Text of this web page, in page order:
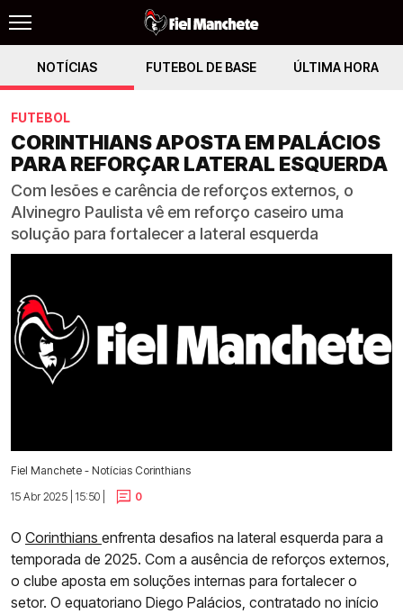
NOTÍCIAS FUTEBOL DE BASE ÚLTIMA HORA
FUTEBOL
CORINTHIANS APOSTA EM PALÁCIOS
PARA REFORÇAR LATERAL ESQUERDA
Com lesões e carência de reforços externos, o
Alvinegro Paulista vê em reforço caseiro uma
solução para fortalecer a lateral esquerda
Fiel Manchete - Notícias Corinthians
15 Abr 2025 | 15:50 |
0
O Corinthians enfrenta desafios na lateral esquerda para a
temporada de 2025. Com a ausência de reforços externos,
o clube aposta em soluções internas para fortalecer o
setor. O equatoriano Diego Palácios, contratado no início